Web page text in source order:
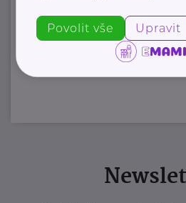
Zobrazit přehled
Povolit vše Upravit